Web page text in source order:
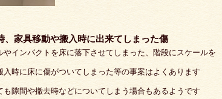
家具移動や搬入時に出来てしまった傷
インパクトを床に落下させてしまった、階段にスケールを
入時に床に傷がついてしまった等の事案はよくあります
隙間や撤去時などについてしまう場合もあるようです